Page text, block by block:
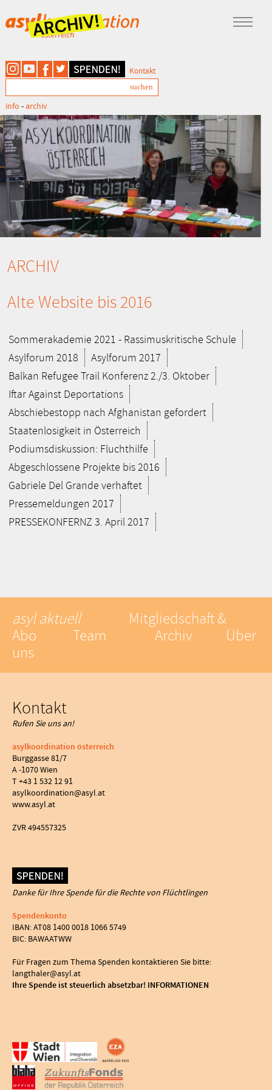
Kontakt
info -archiv
ARCHIV
Alte Website bis 2016
Sommerakademie 2021 - Rassimuskritische Schule
Asylforum 2018
Asylforum 2017
Balkan Refugee Trail Konferenz 2./3. Oktober
Iftar Against Deportations
Abschiebestopp nach Afghanistan gefordert
Staatenlosigkeit in Österreich
Podiumsdiskussion: Fluchthilfe
Abgeschlossene Projekte bis 2016
Gabriele Del Grande verhaftet
Pressemeldungen 2017
PRESSEKONFERNZ 3. April 2017
asyl aktuell
Mitgliedschaft &
Abo
Team Archiv
Über
uns
Kontakt
Rufen Sie uns an!
asylkoordination österreich
Burggasse 81/7
A -1070 Wien
T +43 1 532 12 91
asylkoordination@asyl.at
www.asyl.at
ZVR 494557325
Danke für Ihre Spende für die Rechte von Flüchtlingen
Spendenkonto
IBAN: AT08 1400 0018 1066 5749
BIC: BAWAATWW
Für Fragen zum Thema Spenden kontaktieren Sie bitte:
langthaler@asyl.at
Ihre Spende ist steuerlich absetzbar! INFORMATIONEN